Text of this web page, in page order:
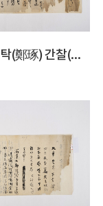
미상년 정탁(鄭琢) 간찰(簡札)